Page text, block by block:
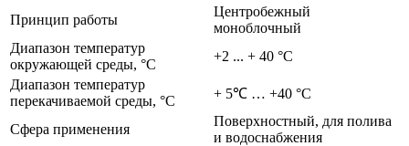
Принцип работы
Центробежный
моноблочный
Диапазон температур
окружающей среды, °С
+2 ... + 40 °C
Диапазон температур
перекачиваемой среды, °С
+ 5℃ … +40 °С
Сфера применения
Поверхностный, для полива
и водоснабжения